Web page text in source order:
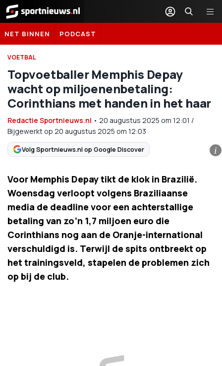
Sportnieuws.nl
NET BINNEN PODCAST
VOETBAL
Topvoetballer Memphis Depay
wacht op miljoenenbetaling:
Corinthians met handen in het haar
Redactie Sportnieuws.nl • 20 augustus 2025 om 12:01 /
Bijgewerkt op 20 augustus 2025 om 12:03
Volg Sportnieuws.nl op Google Discover i
Voor Memphis Depay tikt de klok in Brazilië.
Woensdag verloopt volgens Braziliaanse
media de deadline voor een achterstallige
betaling van zo’n 1,7 miljoen euro die
Corinthians nog aan de Oranje-international
verschuldigd is. Terwijl de spits ontbreekt op
het trainingsveld, stapelen de problemen zich
op bij de club.